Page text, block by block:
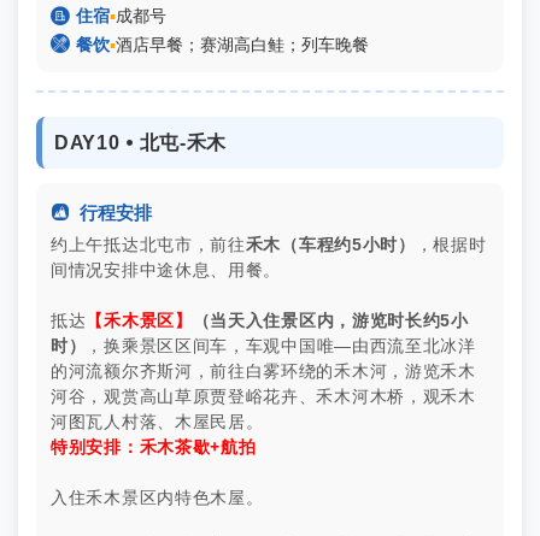
 住宿▪成都号
 餐饮▪酒店早餐；赛湖高白鲑；列车晚餐
DAY10 ⦁ 北屯-禾木
 行程安排
约上午抵达北屯市，前往禾木（车程约5小时）
，根据时
间情况安排中途休息、用餐。
抵达 【禾木景区】
（当天入住景区内，游览时长约5小
时）
，换乘景区区间车，车观中国唯—由西流至北冰洋
的河流额尔齐斯河，前往白雾环绕的禾木河，游览禾木
河谷，观赏高山草原贾登峪花卉、禾木河木桥，观禾木
河图瓦人村落、木屋民居。
特别安排：禾木茶歇+航拍
入住禾木景区内特色木屋。